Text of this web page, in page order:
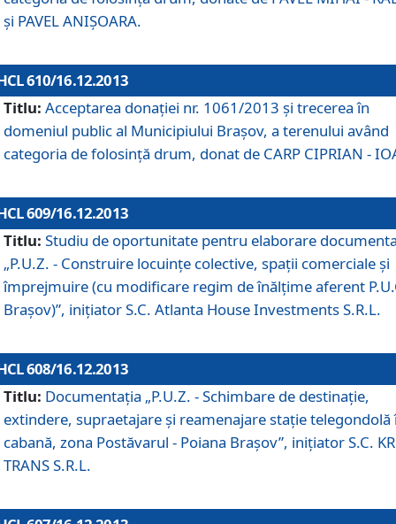
şi PAVEL ANIŞOARA.
610/16.12.2013
Titlu: Acceptarea donaţiei nr. 1061/2013 şi trecerea în
domeniul public al Municipiului Braşov, a terenului având
categoria de folosinţă drum, donat de CARP CIPRIAN -
609/16.12.2013
Titlu: Studiu de oportunitate pentru elaborare
„P.U.Z. - Construire locuinţe colective, spaţii comerciale şi
împrejmuire (cu modificare regim de înălţime aferent
Braşov)”, iniţiator S.C. Atlanta House Investments S.R.L.
608/16.12.2013
Titlu: Documentaţia „P.U.Z. - Schimbare de destinaţie,
extindere, supraetajare şi reamenajare staţie telegondolă
cabană, zona Postăvarul - Poiana Braşov”, iniţiator S.C.
TRANS S.R.L.